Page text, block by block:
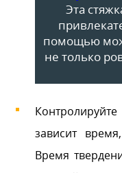
Эта
помощью
не только
зависит
Время